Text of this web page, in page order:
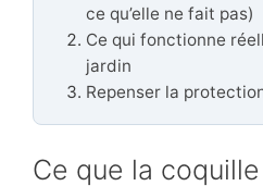
ce qu’elle ne fait pas)
Ce qui fonctionne
jardin
Repenser la
Ce que la